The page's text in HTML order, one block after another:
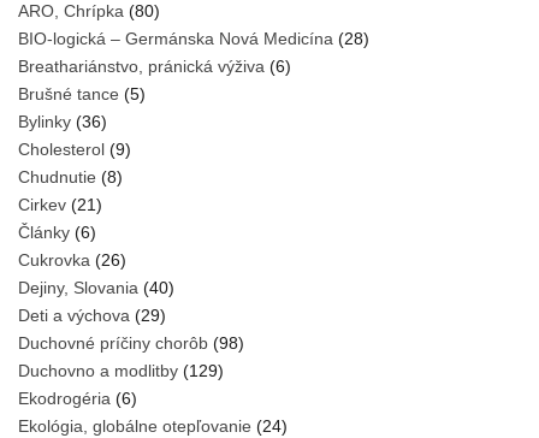
ARO, Chrípka (80)
BIO-logická – Germánska Nová Medicína (28)
Breathariánstvo, pránická výživa (6)
Brušné tance (5)
Bylinky (36)
Cholesterol (9)
Chudnutie (8)
Cirkev (21)
Články (6)
Cukrovka (26)
Dejiny, Slovania (40)
Deti a výchova (29)
Duchovné príčiny chorôb (98)
Duchovno a modlitby (129)
Ekodrogéria (6)
Ekológia, globálne otepľovanie (24)